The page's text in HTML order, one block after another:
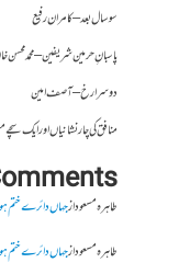
سو سال بعد – کامران رفیع
پاسبانِ حرمین شریفین – محمد
دوسرا رخ – آصف امین
منافق کی چار نشانیاں اور ایک سچے
طاہرہ مسعودازجہاں دائرے ختم
طاہرہ مسعودازجہاں دائرے ختم